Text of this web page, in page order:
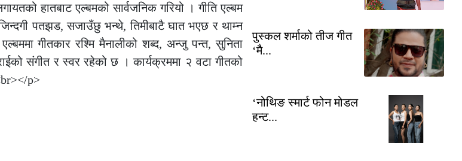
हातबाट एल्बमको सार्वजनिक गरियो । गीति एल्बम
पतझड, सजाउँछु भन्थे, तिमीबाटै घात भएछ र थाम्न
गीतकार रश्मि मैनालीको शब्द, अन्जु पन्त, सुनिता
संगीत र स्वर रहेको छ । कार्यक्रममा २ वटा गीतको
p>
पुस्कल शर्माको तीज गीत
‘मै...
‘नोथिङ स्मार्ट फोन मोडल
हन्ट...